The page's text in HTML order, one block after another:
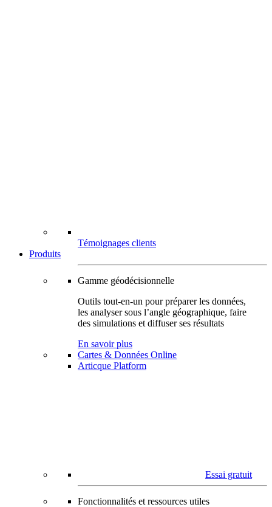
Témoignages clients
Produits
Gamme géodécisionnelle
Outils tout-en-un pour préparer les données,
les analyser sous l’angle géographique, faire
des simulations et diffuser ses résultats
En savoir plus
Cartes & Données Online
Articque Platform
Essai gratuit
Fonctionnalités et ressources utiles